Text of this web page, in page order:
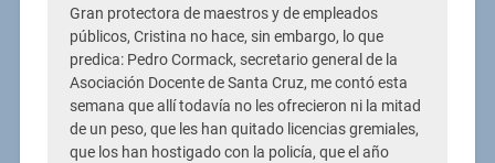
Gran protectora de maestros y de empleados
públicos, Cristina no hace, sin embargo, lo que
predica: Pedro Cormack, secretario general de la
Asociación Docente de Santa Cruz, me contó esta
semana que allí todavía no les ofrecieron ni la mitad
de un peso, que les han quitado licencias gremiales,
que los han hostigado con la policía, que el año